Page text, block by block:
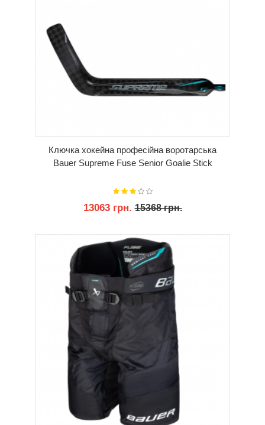
Ключка хокейна професійна воротарська
Bauer Supreme Fuse Senior Goalie Stick
13063 грн.15368 грн.
КУПИТИ